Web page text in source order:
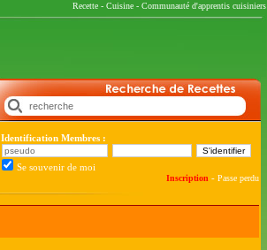
Recette - Cuisine - Communauté d'apprentis cuisiniers
Identification Membres :
Se souvenir de moi
Inscription - Passe perdu